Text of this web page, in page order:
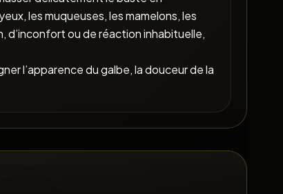
les muqueuses, les mamelons, les
d’inconfort ou de réaction inhabituelle,
l’apparence du galbe, la douceur de la